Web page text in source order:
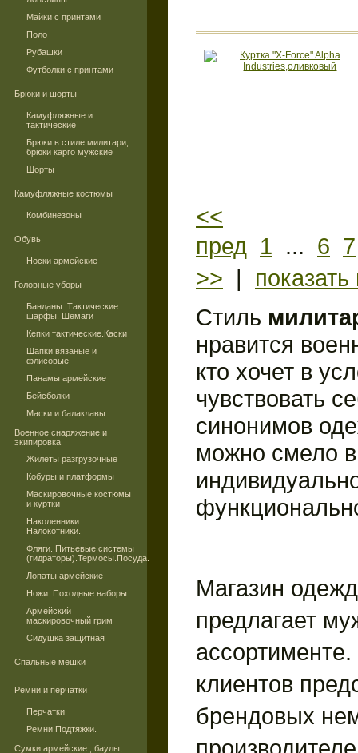
Майки с принтами
Поло
Рубашки
Футболки с принтами
Брюки и шорты
Камуфляжные и
тактические
Брюки в стиле милитари,
брюки карго мужские
Шорты
Камуфляжные костюмы
Комбинезоны
Обувь
Носки армейские
Головные уборы
Банданы. Тактические
шарфы. Шемаги
Кепки тактические.Каски
Шапки вязаные и
флисовые
Панамы армейские
Бейсболки
Маски и балаклавы
Военное снаряжение и
экипировка
Жилеты разгрузочные
Кобуры и платформы
Маскировочные костюмы
и куртки
Наколенники.
Налокотники.
Фляги. Питьевые системы
(гидраторы).Термосы.Посуда.
Лопаты армейские
Ножи. Походные наборы
Армейский
маскировочный грим
Сидушка защитная
Спальные мешки
Ремни и перчатки
Перчатки
Ремни.Подтяжки.
Сумки армейские , баулы,
<<
пред 1 ... 6 7
>> | показать
Стиль
нравится
кто хочет в
чувствовать
синонимов
можно смело
Магазин
предлагает
клиентов
брендовых